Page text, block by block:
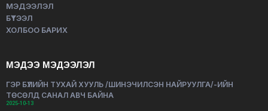
МЭДЭЭЛЭЛ
БҮТЭЭЛ
ХОЛБОО БАРИХ
МЭДЭЭ МЭДЭЭЛЭЛ
ГЭР БҮЛИЙН ТУХАЙ ХУУЛЬ /ШИНЭЧИЛСЭН НАЙРУУЛГА/-ИЙН
ТӨСӨЛД САНАЛ АВЧ БАЙНА
2025-10-13